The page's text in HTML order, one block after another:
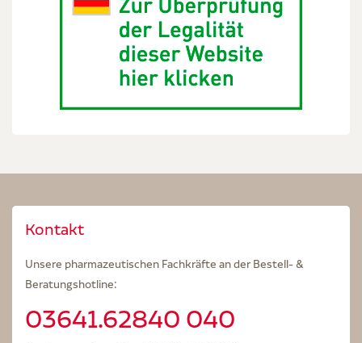
Kontakt
Unsere pharmazeutischen Fachkräfte an der Bestell- &
Beratungshotline:
03641.62840 040